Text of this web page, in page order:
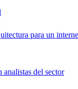
para un
analistas del sector